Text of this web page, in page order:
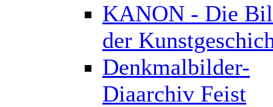
KANON - Die
der
Denkmalbilder-
Diaarchiv Feist